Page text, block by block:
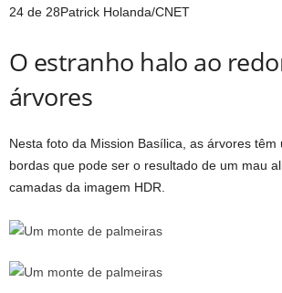
24 de 28Patrick Holanda/CNET
O estranho halo ao
árvores
Nesta foto da Mission Basílica, as árvores têm
bordas que pode ser o resultado de um mau
camadas da imagem HDR.